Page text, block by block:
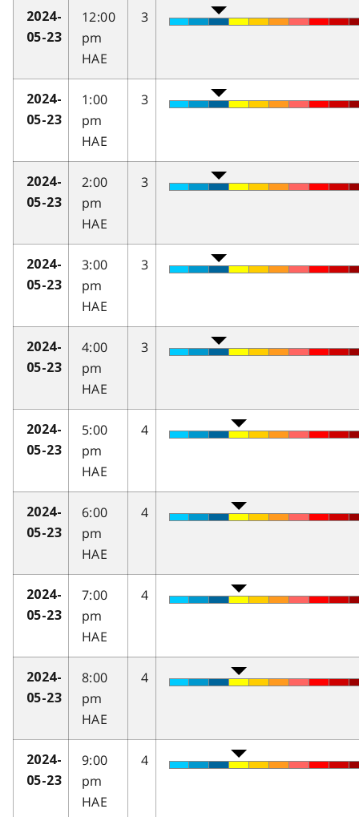
2024-
05-23
12:00
pm
HAE
3
2024-
05-23
1:00
pm
HAE
3
2024-
05-23
2:00
pm
HAE
3
2024-
05-23
3:00
pm
HAE
3
2024-
05-23
4:00
pm
HAE
3
2024-
05-23
5:00
pm
HAE
4
2024-
05-23
6:00
pm
HAE
4
2024-
05-23
7:00
pm
HAE
4
2024-
05-23
8:00
pm
HAE
4
2024-
05-23
9:00
pm
HAE
4